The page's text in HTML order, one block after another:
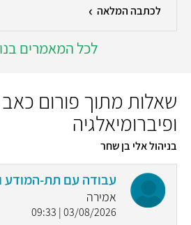
לכתבה המלאה
לכל המאמרים
שאלות מתוך פורום כאב
ופיברומיאלגיה
בניהול אלי בן שחר
עבודה עם תת-המודע
אמירה
03/08/2026 | 09:33